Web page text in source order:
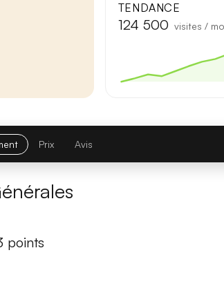
— latence réduite sur les requêtes courtes.
avec la version précédente
V8 : ce qui change
TENDANCE
124 500 visites /
Prix Avis
points